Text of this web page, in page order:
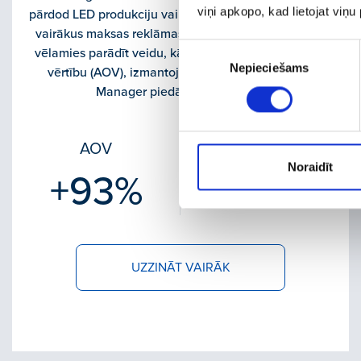
viņi apkopo, kad lietojat viņu
Piekrišanas
Nepieciešams
Noraidīt
pārdod LED produkciju vairākās ES valstīs, izmantojot
vairākus maksas reklāmas kanālus. Šajā case study
vēlamies parādīt veidu, kā palielināt vidējā pirkuma
vērtību (AOV), izmantojot Meta (Facebook) Ads
Manager piedāvātās iespējas.
AOV
+93%
ROAS
+58%
UZZINĀT VAIRĀK